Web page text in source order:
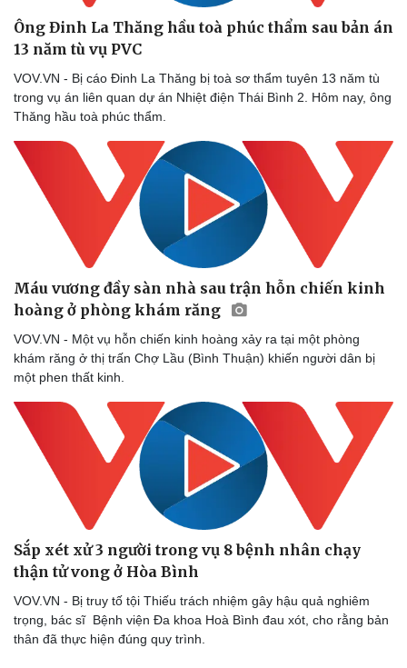
Doanh nghiệp
Ông Đinh La Thăng hầu toà phúc thẩm sau bản án
13 năm tù vụ PVC
VOV.VN - Bị cáo Đinh La Thăng bị toà sơ thẩm tuyên 13 năm tù
trong vụ án liên quan dự án Nhiệt điện Thái Bình 2. Hôm nay, ông
Thăng hầu toà phúc thẩm.
Máu vương đầy sàn nhà sau trận hỗn chiến kinh
hoàng ở phòng khám răng
VOV.VN - Một vụ hỗn chiến kinh hoàng xảy ra tại một phòng
khám răng ở thị trấn Chợ Lầu (Bình Thuận) khiến người dân bị
một phen thất kinh.
Sắp xét xử 3 người trong vụ 8 bệnh nhân chạy
thận tử vong ở Hòa Bình
VOV.VN - Bị truy tố tội Thiếu trách nhiệm gây hậu quả nghiêm
trọng, bác sĩ Bệnh viện Đa khoa Hoà Bình đau xót, cho rằng bản
thân đã thực hiện đúng quy trình.